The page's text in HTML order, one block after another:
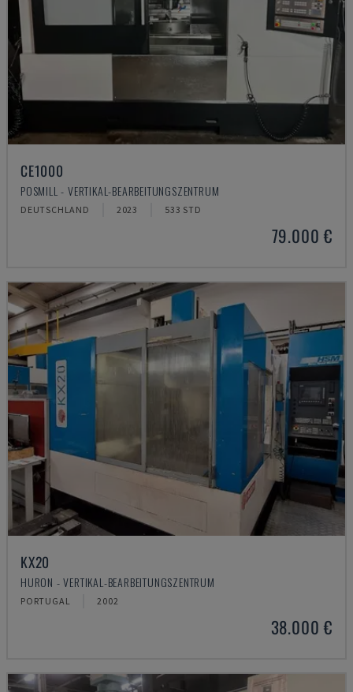
CE1000
POSMILL - VERTIKAL-BEARBEITUNGSZENTRUM
DEUTSCHLAND 2023 533 STD
79.000 €
KX20
HURON - VERTIKAL-BEARBEITUNGSZENTRUM
PORTUGAL 2002
38.000 €